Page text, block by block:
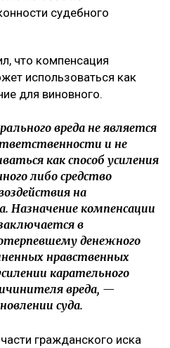
что определение суммы
оценочным полномочиям
нравственных
степени вины
разумности и
потерпевшего с
по себе не
судебного
что компенсация
использоваться как
для виновного.
вреда не является
и не
как способ усиления
на